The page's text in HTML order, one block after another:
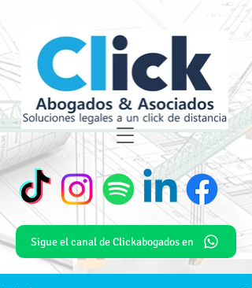
Sigue el canal de Clickabogados en